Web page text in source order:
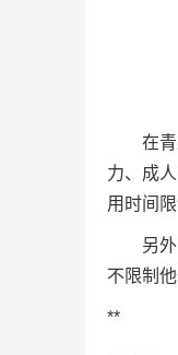
在
力、成
用时间
另
不限制
**